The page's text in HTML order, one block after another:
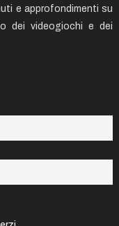
e approfondimenti su
dei videogiochi e dei